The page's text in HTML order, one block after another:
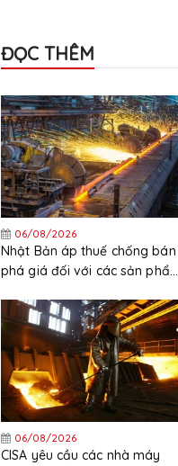
ĐỌC THÊM
06/08/2026
Nhật Bản áp thuế chống bán
phá giá đối với các sản phẩm
Trung Quốc và Hàn Quốc
06/08/2026
CISA yêu cầu các nhà máy